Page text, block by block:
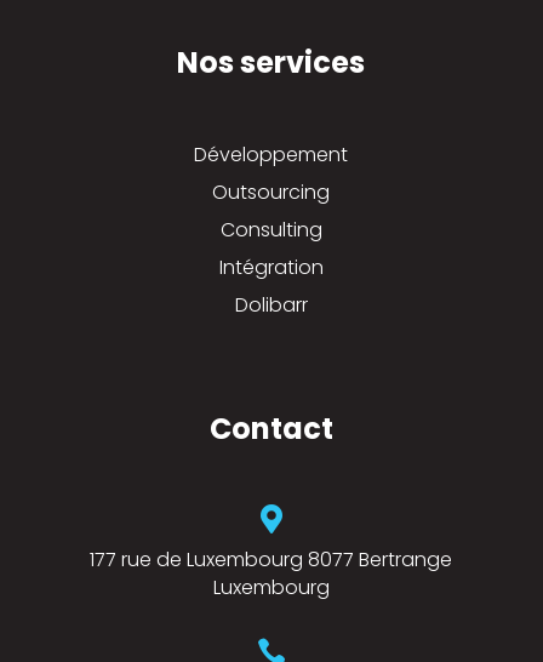
Nos services
Développement
Outsourcing
Consulting
Intégration
Dolibarr
Contact

177 rue de Luxembourg 8077 Bertrange
Luxembourg
